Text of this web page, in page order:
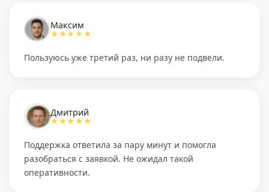
Максим
★★★★★
Пользуюсь уже третий раз, ни разу не подвели.
Дмитрий
★★★★★
Поддержка ответила за пару минут и помогла
разобраться с заявкой. Не ожидал такой
оперативности.